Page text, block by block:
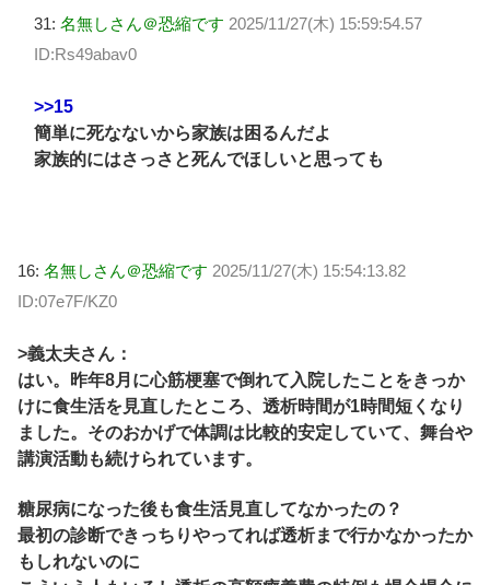
31: 名無しさん＠恐縮です 2025/11/27(木) 15:59:54.57
ID:Rs49abav0
>>15
簡単に死なないから家族は困るんだよ
家族的にはさっさと死んでほしいと思っても
16: 名無しさん＠恐縮です 2025/11/27(木) 15:54:13.82
ID:07e7F/KZ0
>義太夫さん：
はい。昨年8月に心筋梗塞で倒れて入院したことをきっか
けに食生活を見直したところ、透析時間が1時間短くなり
ました。そのおかげで体調は比較的安定していて、舞台や
講演活動も続けられています。
糖尿病になった後も食生活見直してなかったの？
最初の診断できっちりやってれば透析まで行かなかったか
もしれないのに